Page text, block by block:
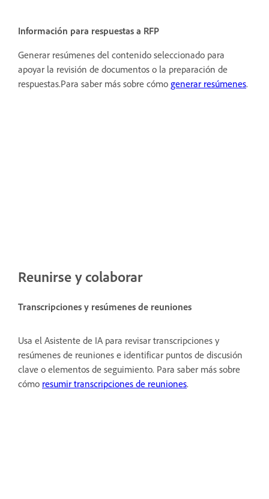
Información para respuestas a RFP
Generar resúmenes del contenido seleccionado para
apoyar la revisión de documentos o la preparación de
respuestas.Para saber más sobre cómo generar resúmenes.
Reunirse y colaborar
Transcripciones y resúmenes de reuniones
Usa el Asistente de IA para revisar transcripciones y
resúmenes de reuniones e identificar puntos de discusión
clave o elementos de seguimiento. Para saber más sobre
cómo resumir transcripciones de reuniones.